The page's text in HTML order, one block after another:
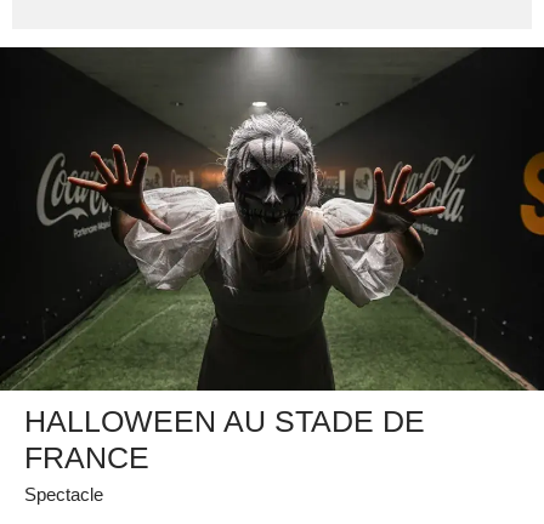
HALLOWEEN AU STADE DE
FRANCE
Spectacle